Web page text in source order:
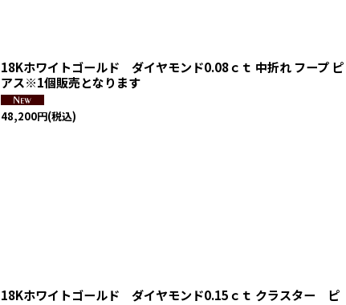
18Kホワイトゴールド ダイヤモンド0.08ｃｔ 中折れ フープ ピ
アス※1個販売となります
48,200円(税込)
18Kホワイトゴールド ダイヤモンド0.15ｃｔ クラスター ピ